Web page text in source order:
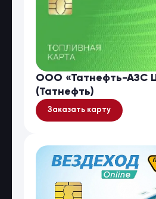
ООО «Татнефть-АЗС
(Татнефть)
Заказать карту